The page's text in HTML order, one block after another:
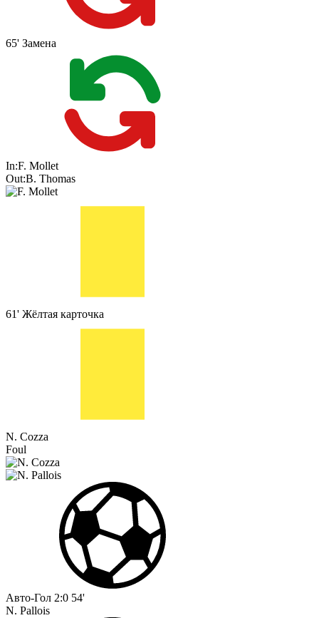
65' Замена
In:F. Mollet
Out:B. Thomas
61' Жёлтая карточка
N. Cozza
Foul
Авто-Гол 2:0 54'
N. Pallois